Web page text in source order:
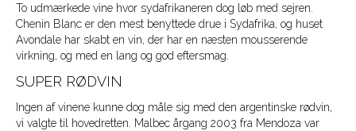
To udmærkede vine hvor sydafrikaneren dog løb med sejren.
Chenin Blanc er den mest benyttede drue i Sydafrika, og huset
Avondale har skabt en vin, der har en næsten mousserende
virkning, og med en lang og god eftersmag.
SUPER RØDVIN
Ingen af vinene kunne dog måle sig med den argentinske rødvin,
vi valgte til hovedretten. Malbec årgang 2003 fra Mendoza var